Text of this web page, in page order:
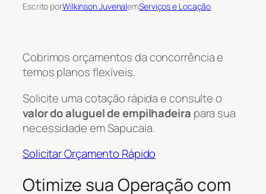
Escrito porWilkinson JuvenalemServiços e Locação
Cobrimos orçamentos da concorrência e
temos planos flexíveis.
Solicite uma cotação rápida e consulte o
valor do aluguel de empilhadeira para sua
necessidade em Sapucaia.
Solicitar Orçamento Rápido
Otimize sua Operação com